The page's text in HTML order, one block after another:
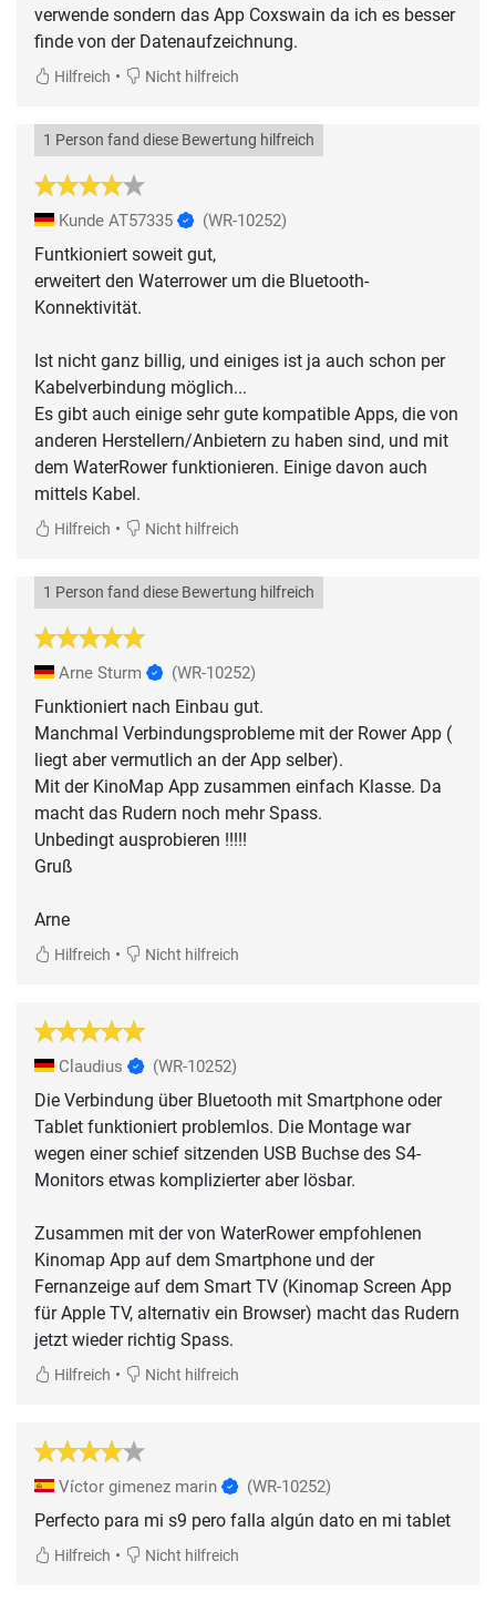
verwende sondern das App Coxswain da ich es besser
finde von der Datenaufzeichnung.
Hilfreich • Nicht hilfreich
1 Person fand diese Bewertung hilfreich
Kunde AT57335 (WR-10252)
Funtkioniert soweit gut,
erweitert den Waterrower um die Bluetooth-
Konnektivität.
Ist nicht ganz billig, und einiges ist ja auch schon per
Kabelverbindung möglich...
Es gibt auch einige sehr gute kompatible Apps, die von
anderen Herstellern/Anbietern zu haben sind, und mit
dem WaterRower funktionieren. Einige davon auch
mittels Kabel.
Hilfreich • Nicht hilfreich
1 Person fand diese Bewertung hilfreich
Arne Sturm (WR-10252)
Funktioniert nach Einbau gut.
Manchmal Verbindungsprobleme mit der Rower App (
liegt aber vermutlich an der App selber).
Mit der KinoMap App zusammen einfach Klasse. Da
macht das Rudern noch mehr Spass.
Unbedingt ausprobieren !!!!!
Gruß
Arne
Hilfreich • Nicht hilfreich
Claudius (WR-10252)
Die Verbindung über Bluetooth mit Smartphone oder
Tablet funktioniert problemlos. Die Montage war
wegen einer schief sitzenden USB Buchse des S4-
Monitors etwas komplizierter aber lösbar.
Zusammen mit der von WaterRower empfohlenen
Kinomap App auf dem Smartphone und der
Fernanzeige auf dem Smart TV (Kinomap Screen App
für Apple TV, alternativ ein Browser) macht das Rudern
jetzt wieder richtig Spass.
Hilfreich • Nicht hilfreich
Víctor gimenez marin (WR-10252)
Perfecto para mi s9 pero falla algún dato en mi tablet
Hilfreich • Nicht hilfreich